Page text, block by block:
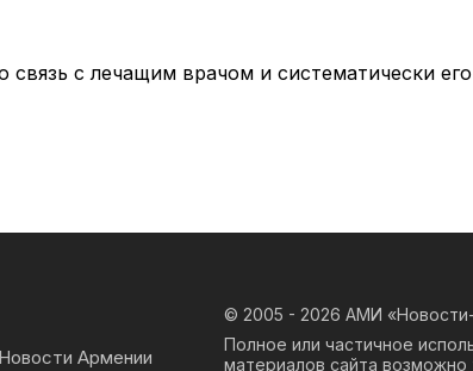
с лечащим врачом и систематически его
Новости Армении
© 2005 - 2026 АМИ
Полное или частичное
материалов сайта возможно